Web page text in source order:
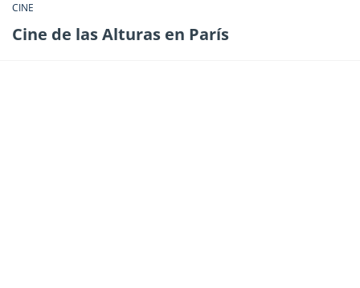
CINE
Cine de las Alturas en París